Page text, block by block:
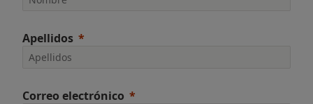
Apellidos
Correo electrónico